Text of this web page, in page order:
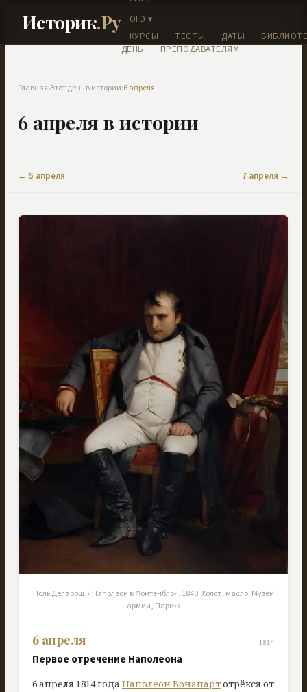
Историк.Ру
ОГЭ ▾
КУРСЫ
ТЕСТЫ ДАТЫ
ДЕНЬ
ПРЕПОДАВАТЕЛЯМ
Главная›Этот день в истории›6 апреля
6 апреля в истории
← 5 апреля 7 апреля →
Поль Деларош. «Наполеон в Фонтенбло». 1840. Холст, масло. Музей
армии, Париж
6 апреля 1814
Первое отречение Наполеона
6 апреля 1814 годаНаполеон Бонапартотрёкся от